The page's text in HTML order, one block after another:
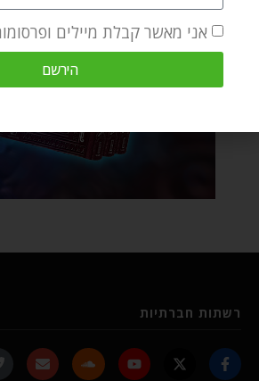
רשתות חברתיות
אני מאשר קבלת מיילים
הירשם